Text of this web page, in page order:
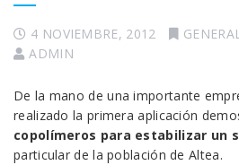
4 NOVIEMBRE, 2012
ADMIN
De la mano de una importante
realizado la primera aplicación
copolímeros para estabilizar un
particular de la población de Altea.